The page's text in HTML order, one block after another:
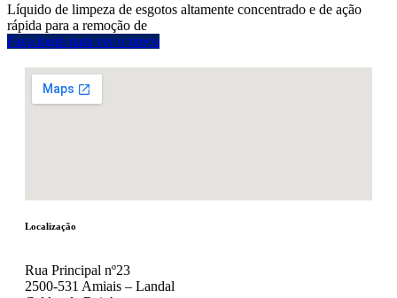
Líquido de limpeza de esgotos altamente concentrado e de ação
rápida para a remoção de
Faça login para ver o preço
Localização
Rua Principal nº23
2500-531 Amiais – Landal